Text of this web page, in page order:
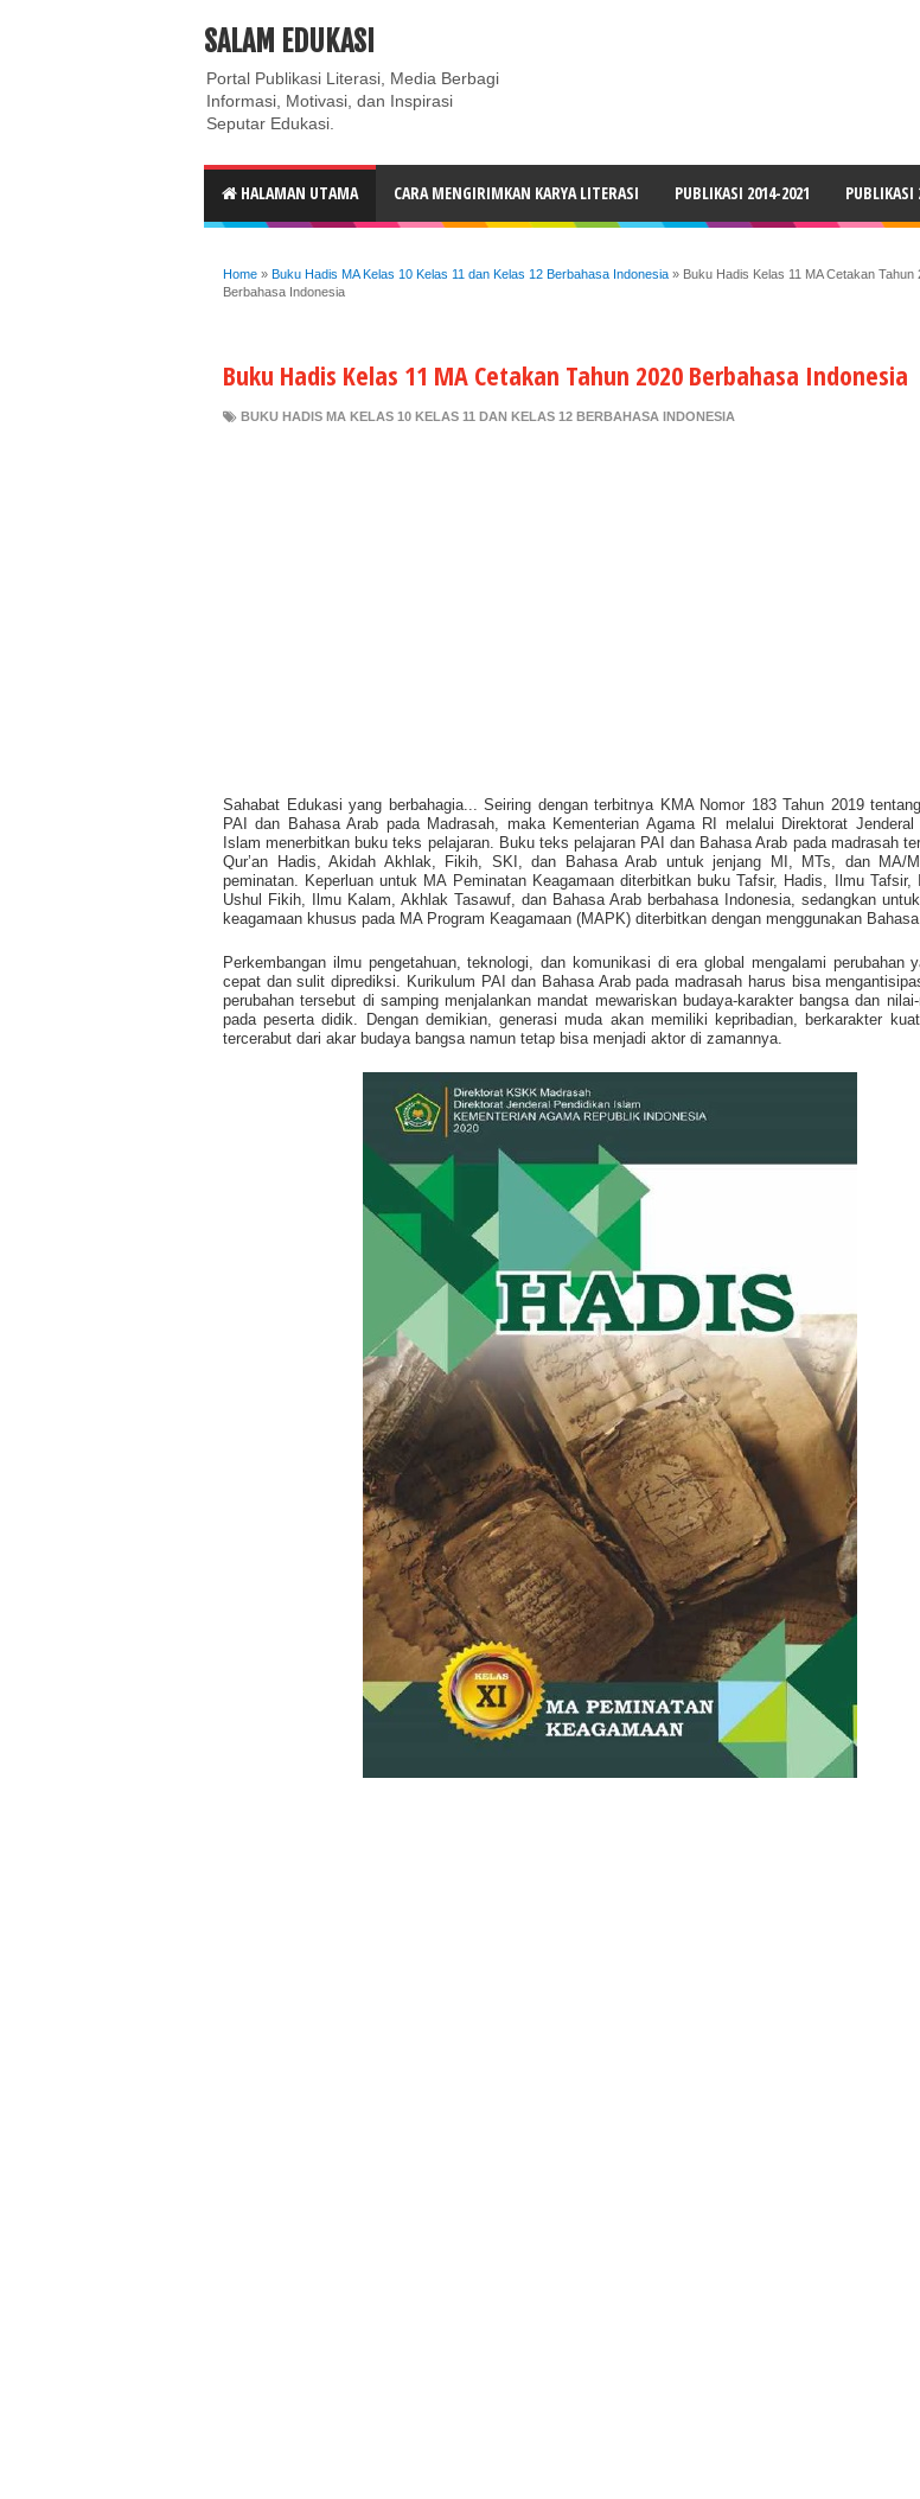
ABOUT CONTACT US
SALAM EDUKASI
Portal Publikasi Literasi, Media Berbagi
Informasi, Motivasi, dan Inspirasi
Seputar Edukasi.
HALAMAN UTAMA CARA MENGIRIMKAN KARYA LITERASI PUBLIKASI 2014-2021 PUBLIKASI
Home » Buku Hadis MA Kelas 10 Kelas 11 dan Kelas 12 Berbahasa Indonesia » Buku Hadis Kelas 11 MA Cetakan Tahun
Berbahasa Indonesia
Buku Hadis Kelas 11 MA Cetakan Tahun 2020 Berbahasa Indonesia
BUKU HADIS MA KELAS 10 KELAS 11 DAN KELAS 12 BERBAHASA INDONESIA
Sahabat Edukasi yang berbahagia... Seiring dengan terbitnya KMA Nomor 183 Tahun 2019
PAI dan Bahasa Arab pada Madrasah, maka Kementerian Agama RI melalui Direktorat Jenderal
Islam menerbitkan buku teks pelajaran. Buku teks pelajaran PAI dan Bahasa Arab pada madrasah
Qur’an Hadis, Akidah Akhlak, Fikih, SKI, dan Bahasa Arab untuk jenjang MI, MTs, dan MA/
peminatan. Keperluan untuk MA Peminatan Keagamaan diterbitkan buku Tafsir, Hadis, Ilmu Tafsir,
Ushul Fikih, Ilmu Kalam, Akhlak Tasawuf, dan Bahasa Arab berbahasa Indonesia, sedangkan
keagamaan khusus pada MA Program Keagamaan (MAPK) diterbitkan dengan menggunakan
Perkembangan ilmu pengetahuan, teknologi, dan komunikasi di era global mengalami perubahan
cepat dan sulit diprediksi. Kurikulum PAI dan Bahasa Arab pada madrasah harus bisa
perubahan tersebut di samping menjalankan mandat mewariskan budaya-karakter bangsa dan
pada peserta didik. Dengan demikian, generasi muda akan memiliki kepribadian, berkarakter
tercerabut dari akar budaya bangsa namun tetap bisa menjadi aktor di zamannya.